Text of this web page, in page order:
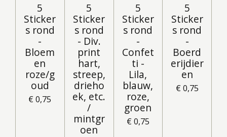
5
Sticker
s rond
-
Bloem
en
roze/g
oud
€ 0,75
5
Sticker
s rond
- Div.
print
hart,
streep,
drieho
ek, etc.
/
mintgr
oen
5
Sticker
s rond
-
Confet
ti -
Lila,
blauw,
roze,
groen
€ 0,75
5
Sticker
s rond
-
Boerd
erijdier
en
€ 0,75